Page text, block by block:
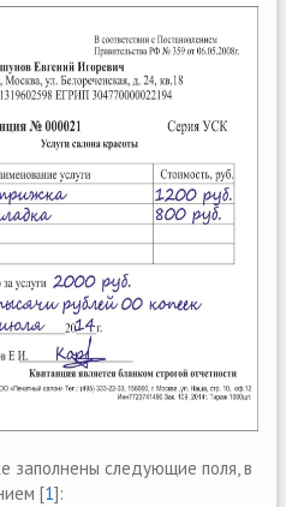
заполнены следующие поля, в
[1]: